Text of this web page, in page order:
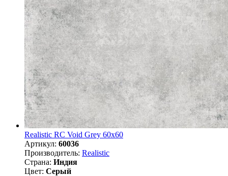
Realistic RC Void Grey 60x60
Артикул: 60036
Производитель: Realistic
Страна: Индия
Цвет: Серый